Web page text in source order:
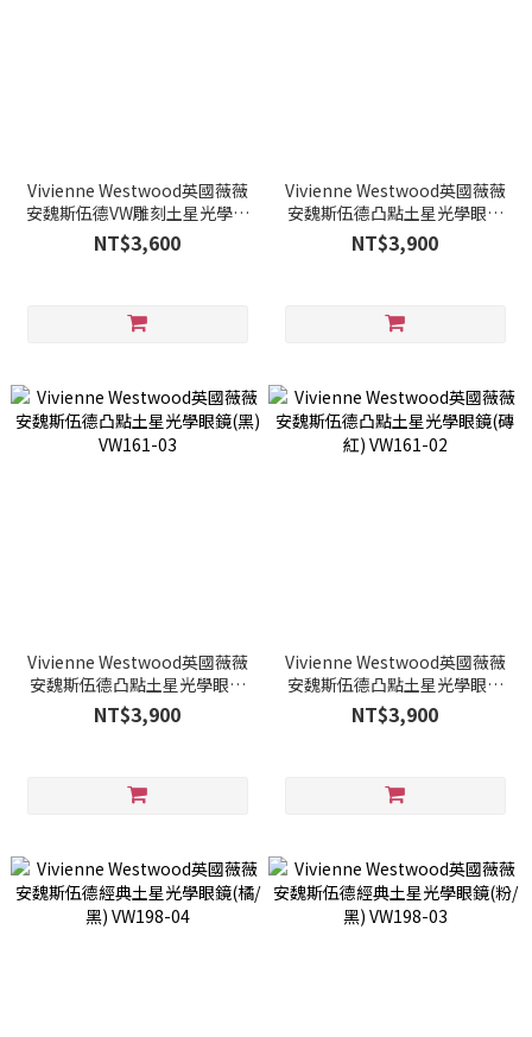
Vivienne Westwood英國薇薇
安魏斯伍德VW雕刻土星光學眼
鏡(黑) VW165-01
NT$3,600
Vivienne Westwood英國薇薇
安魏斯伍德凸點土星光學眼鏡
(灰綠) VW161-04
NT$3,900
Vivienne Westwood英國薇薇
安魏斯伍德凸點土星光學眼鏡
(黑) VW161-03
NT$3,900
Vivienne Westwood英國薇薇
安魏斯伍德凸點土星光學眼鏡
(磚紅) VW161-02
NT$3,900